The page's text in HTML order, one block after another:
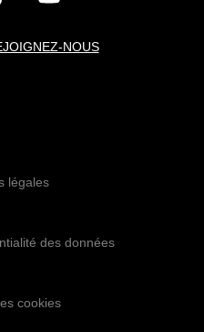
NOUS
légales
des données
cookies